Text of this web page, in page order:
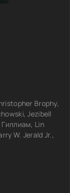
Brophy,
Jezibell
Lin
W. Jerald Jr.,